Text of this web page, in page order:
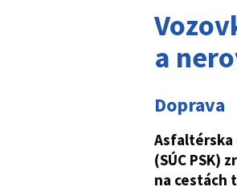
a
Doprava
Asfaltérska
(SÚC PSK)
na cestách